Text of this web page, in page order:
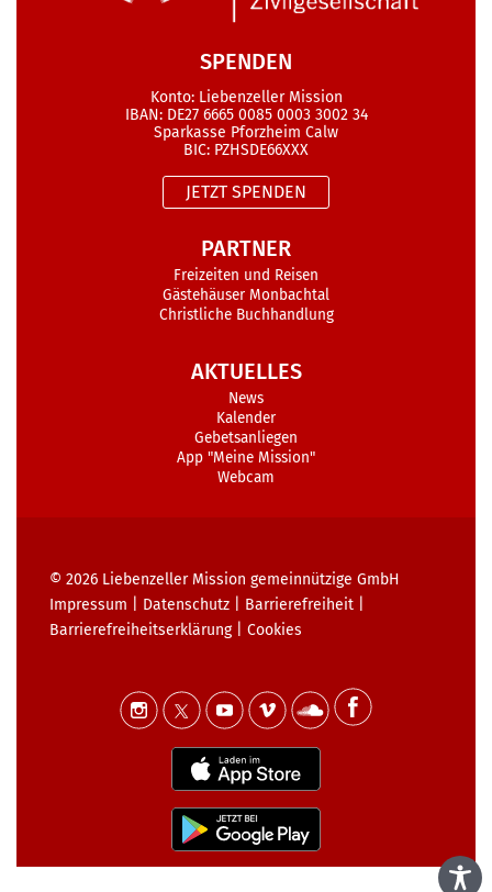
SPENDEN
Konto: Liebenzeller Mission
IBAN: DE27 6665 0085 0003 3002 34
Sparkasse Pforzheim Calw
BIC: PZHSDE66XXX
JETZT SPENDEN
PARTNER
Freizeiten und Reisen
Gästehäuser Monbachtal
Christliche Buchhandlung
AKTUELLES
News
Kalender
Gebetsanliegen
App "Meine Mission"
Webcam
© 2026 Liebenzeller Mission gemeinnützige GmbH
Impressum
Datenschutz Barrierefreiheit
Barrierefreiheits­erklärung| Cookies